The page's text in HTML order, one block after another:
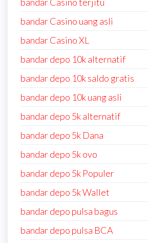
bandar Casino uang asli
bandar Casino XL
bandar depo 10k alternatif
bandar depo 10k saldo gratis
bandar depo 10k uang asli
bandar depo 5k alternatif
bandar depo 5k Dana
bandar depo 5k ovo
bandar depo 5k Populer
bandar depo 5k Wallet
bandar depo pulsa bagus
bandar depo pulsa BCA